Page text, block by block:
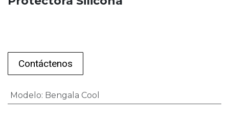
Contáctenos
Modelo: Bengala Cool